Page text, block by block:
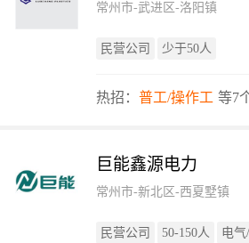
常州市-武进区-洛阳镇
民营公司 少于50人
热招： 普工/操作工 等7
巨能鑫源电力
常州市-新北区-西夏墅镇
民营公司 50-150人 电气